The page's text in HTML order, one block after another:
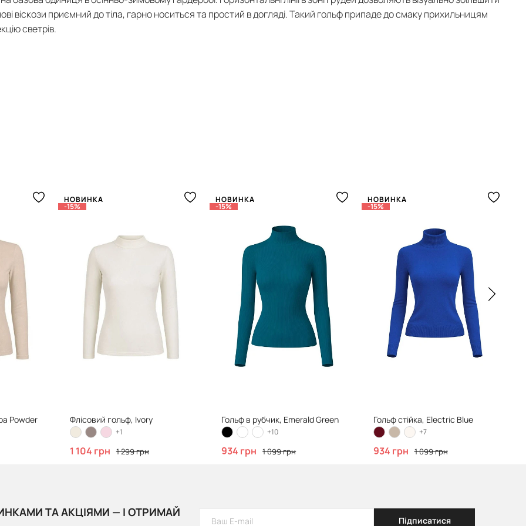
віскози приємний до тіла, гарно носиться та простий в догляді. Такий гольф припаде до смаку прихильницям
светрів.
Powder
НОВИНКА
-15%
Флісовий гольф, Ivory
+1
1 104 грн 1 299 грн
НОВИНКА
-15%
Гольф в рубчик, Emerald Green
+10
934 грн 1 099 грн
НОВИНКА
-15%
Гольф стійка, Electric Blue
+7
934 грн 1 099 грн
ТА АКЦІЯМИ — І ОТРИМАЙ
Підписатися